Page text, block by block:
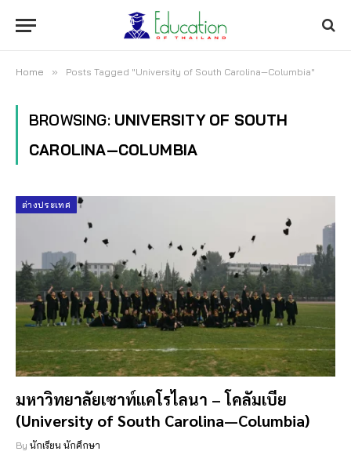
Home » Posts Tagged "University of South Carolina—Columbia"
BROWSING: UNIVERSITY OF SOUTH
CAROLINA—COLUMBIA
ต่างประเทศ
มหาวิทยาลัยเซาท์แคโรไลนา – โคลัมเบีย
(University of South Carolina—Columbia)
By นักเรียน นักศึกษา